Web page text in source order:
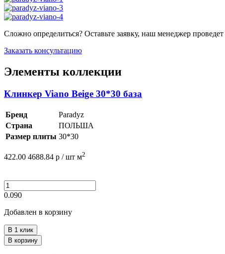
Сложно определиться? Оставьте заявку, наш менеджер проведет
Заказать консультацию
Элементы коллекции
Клинкер Viano Beige 30*30 база
Бренд
Paradyz
Страна
ПОЛЬША
Размер плиты 30*30
422.00 4688.84 р / шт м2
0.090
Добавлен в корзину
В 1 клик
В корзину